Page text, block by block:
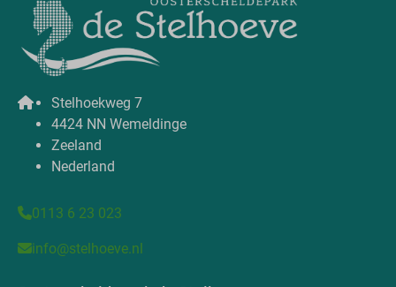
Stelhoekweg 7
4424 NN Wemeldinge
Zeeland
Nederland
0113 6 23 023
info@stelhoeve.nl